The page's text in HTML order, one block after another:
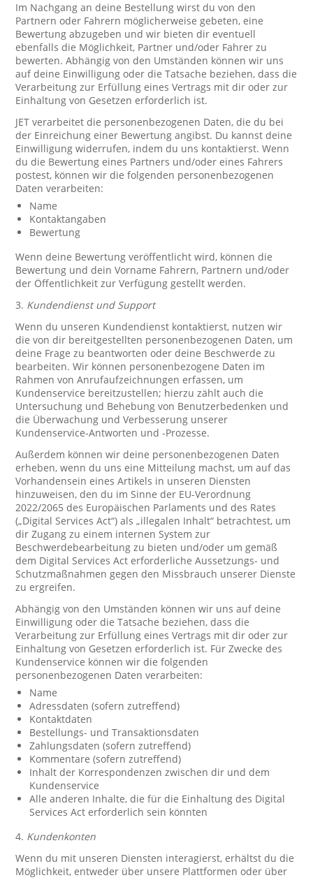
Im Nachgang an deine Bestellung wirst du von den
Partnern oder Fahrern möglicherweise gebeten, eine
Bewertung abzugeben und wir bieten dir eventuell
ebenfalls die Möglichkeit, Partner und/oder Fahrer zu
bewerten. Abhängig von den Umständen können wir uns
auf deine Einwilligung oder die Tatsache beziehen, dass die
Verarbeitung zur Erfüllung eines Vertrags mit dir oder zur
Einhaltung von Gesetzen erforderlich ist.
JET verarbeitet die personenbezogenen Daten, die du bei
der Einreichung einer Bewertung angibst. Du kannst deine
Einwilligung widerrufen, indem du uns kontaktierst. Wenn
du die Bewertung eines Partners und/oder eines Fahrers
postest, können wir die folgenden personenbezogenen
Daten verarbeiten:
Name
Kontaktangaben
Bewertung
Wenn deine Bewertung veröffentlicht wird, können die
Bewertung und dein Vorname Fahrern, Partnern und/oder
der Öffentlichkeit zur Verfügung gestellt werden.
3. Kundendienst und Support
Wenn du unseren Kundendienst kontaktierst, nutzen wir
die von dir bereitgestellten personenbezogenen Daten, um
deine Frage zu beantworten oder deine Beschwerde zu
bearbeiten. Wir können personenbezogene Daten im
Rahmen von Anrufaufzeichnungen erfassen, um
Kundenservice bereitzustellen; hierzu zählt auch die
Untersuchung und Behebung von Benutzerbedenken und
die Überwachung und Verbesserung unserer
Kundenservice-Antworten und -Prozesse.
Außerdem können wir deine personenbezogenen Daten
erheben, wenn du uns eine Mitteilung machst, um auf das
Vorhandensein eines Artikels in unseren Diensten
hinzuweisen, den du im Sinne der EU-Verordnung
2022/2065 des Europäischen Parlaments und des Rates
(„Digital Services Act“) als „illegalen Inhalt“ betrachtest, um
dir Zugang zu einem internen System zur
Beschwerdebearbeitung zu bieten und/oder um gemäß
dem Digital Services Act erforderliche Aussetzungs- und
Schutzmaßnahmen gegen den Missbrauch unserer Dienste
zu ergreifen.
Abhängig von den Umständen können wir uns auf deine
Einwilligung oder die Tatsache beziehen, dass die
Verarbeitung zur Erfüllung eines Vertrags mit dir oder zur
Einhaltung von Gesetzen erforderlich ist. Für Zwecke des
Kundenservice können wir die folgenden
personenbezogenen Daten verarbeiten:
Name
Adressdaten (sofern zutreffend)
Kontaktdaten
Bestellungs- und Transaktionsdaten
Zahlungsdaten (sofern zutreffend)
Kommentare (sofern zutreffend)
Inhalt der Korrespondenzen zwischen dir und dem
Kundenservice
Alle anderen Inhalte, die für die Einhaltung des Digital
Services Act erforderlich sein könnten
4. Kundenkonten
Wenn du mit unseren Diensten interagierst, erhältst du die
Möglichkeit, entweder über unsere Plattformen oder über